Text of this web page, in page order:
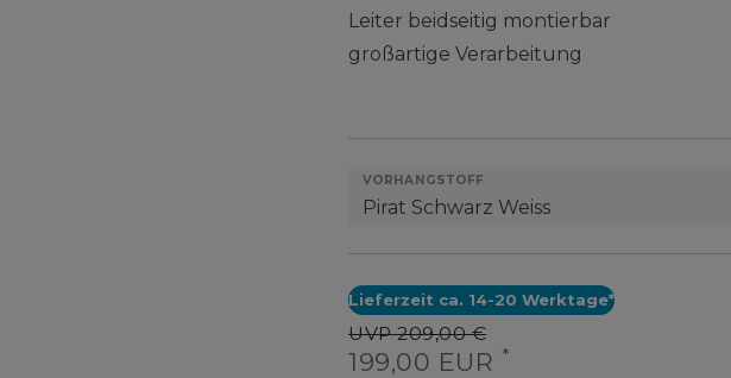
Leiter beidseitig montierbar
großartige Verarbeitung
VORHANGSTOFF
Lieferzeit ca. 14-20 Werktage*
UVP 209,00 €
199,00 EUR *